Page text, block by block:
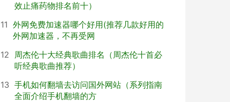
效止痛药物排名前十）
11 外网免费加速器哪个好用(推荐几款好用的
外网加速器，不再受网
12 周杰伦十大经典歌曲排名（周杰伦十首必
听经典歌曲推荐）
13 手机如何翻墙去访问国外网站（系列指南
全面介绍手机翻墙的方